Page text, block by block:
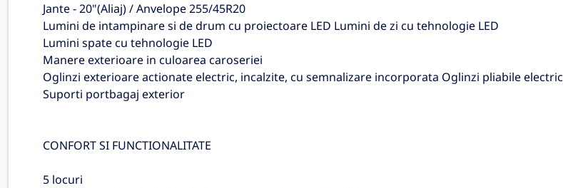
Jante - 20"(Aliaj) / Anvelope 255/45R20
Lumini de intampinare si de drum cu proiectoare LED Lumini de zi cu tehnologie LED
Lumini spate cu tehnologie LED
Manere exterioare in culoarea caroseriei
Oglinzi exterioare actionate electric, incalzite, cu semnalizare incorporata Oglinzi pliabile electric
Suporti portbagaj exterior
CONFORT SI FUNCTIONALITATE
5 locuri